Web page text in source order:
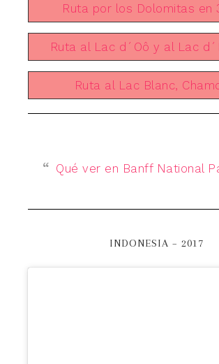
Ruta por los Dolomitas en
Ruta al Lac d´Oô y al Lac
Ruta al Lac Blanc,
Qué ver en Banff National
INDONESIA – 2017